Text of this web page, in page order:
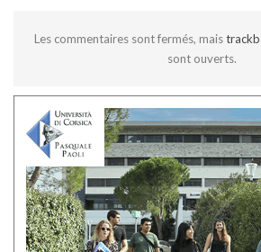
Les commentaires sont fermés, mais
sont ouverts.